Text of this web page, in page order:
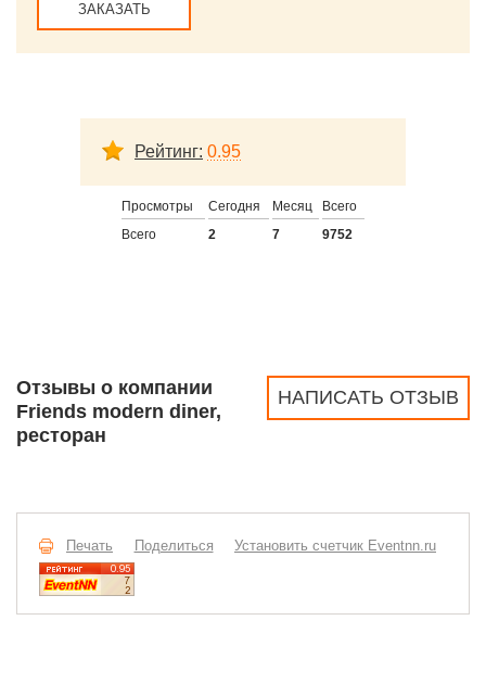
ЗАКАЗАТЬ
Рейтинг: 0.95
Просмотры Сегодня Месяц
Всего
Всего
2 7 9752
НАПИСАТЬ ОТЗЫВ
Отзывы о компании
Friends modern diner,
ресторан
Печать Поделиться Установить счетчик Eventnn.ru